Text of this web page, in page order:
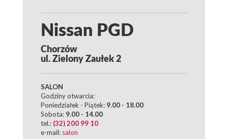
Nissan PGD
Chorzów
ul. Zielony Zaułek 2
SALON
Godziny otwarcia:
Poniedziałek - Piątek: 9.00 - 18.00
Sobota: 9.00 - 14.00
tel.: (32) 200 99 10
e-mail: salon